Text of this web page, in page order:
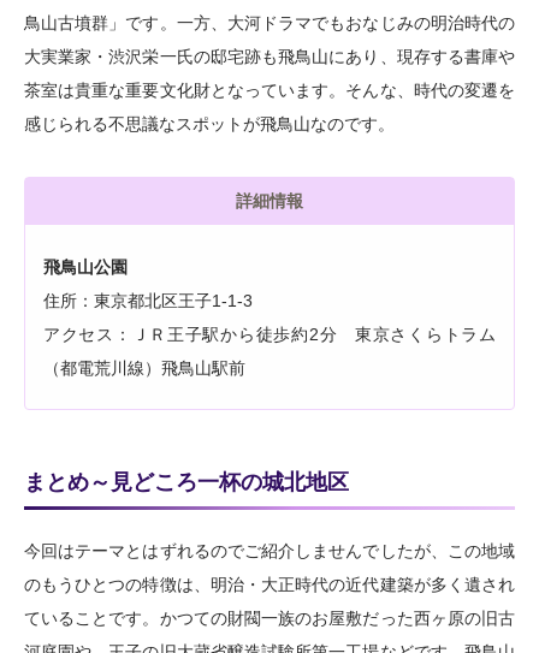
鳥山古墳群」です。一方、大河ドラマでもおなじみの明治時代の
大実業家・渋沢栄一氏の邸宅跡も飛鳥山にあり、現存する書庫や
茶室は貴重な重要文化財となっています。そんな、時代の変遷を
感じられる不思議なスポットが飛鳥山なのです。
詳細情報
飛鳥山公園
住所：東京都北区王子1-1-3
アクセス：ＪＲ王子駅から徒歩約2分 東京さくらトラム
（都電荒川線）飛鳥山駅前
まとめ～見どころ一杯の城北地区
今回はテーマとはずれるのでご紹介しませんでしたが、この地域
のもうひとつの特徴は、明治・大正時代の近代建築が多く遺され
ていることです。かつての財閥一族のお屋敷だった西ヶ原の旧古